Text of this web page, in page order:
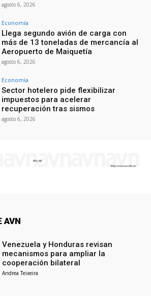
agosto 6, 2026
Economía
Llega segundo avión de carga con
más de 13 toneladas de mercancía al
Aeropuerto de Maiquetía
agosto 6, 2026
Economía
Sector hotelero pide flexibilizar
impuestos para acelerar
recuperación tras sismos
agosto 6, 2026
AVN
Venezuela y Honduras revisan
mecanismos para ampliar la
cooperación bilateral
Andrea Teixeira